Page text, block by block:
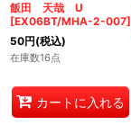
飯田 天哉 U
[EX06BT/MHA-2-007]
50円(税込)
在庫数16点
カートに入れる